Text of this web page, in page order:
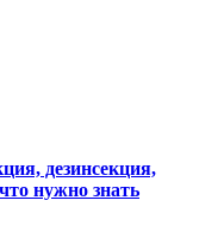
дезинсекция,
нужно знать